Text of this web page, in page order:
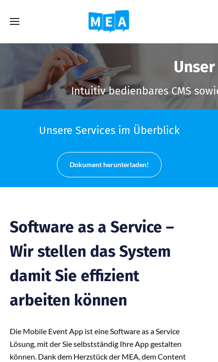
Intuitiv bedienbares CMS
Unsere Services im Überblick
Dokument herunterladen!
Software as a Service –
Wir stellen das System
damit Sie effizient
arbeiten können
Die Mobile Event App ist eine Software as a Service
Lösung, mit der Sie selbstständig Ihre App gestalten
können. Dank dem Herzstück der MEA, dem Content